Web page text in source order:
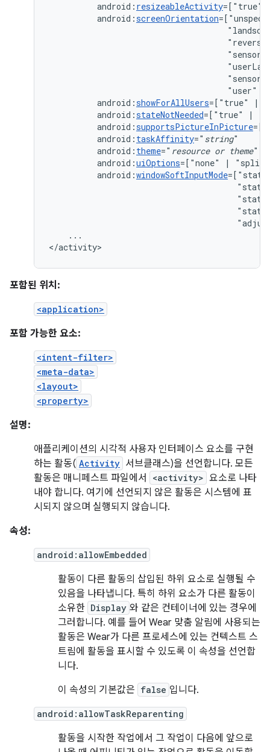
android: resizeableActivity=["true"
android:screenOrientation
"sensor"
"user"
android:showForAllUsers=["true"
|
android:stateNotNeeded=["true"
|
android:supportsPictureInPicture
android: taskAffinity=" string
android: theme=" resource or theme
android:uiOptions=["none"
|
android:windowSoftInputMode
...
</activity>
포함된 위치:
<application>
포함 가능한 요소:
<intent-filter>
<meta-data>
<layout>
<property>
설명:
애플리케이션의 시각적 사용자 인터페이스 요소를 구현
하는 활동( Activity 서브클래스)을 선언합니다. 모든
활동은 매니페스트 파일에서
<activity> 요소로 나타
내야 합니다. 여기에 선언되지 않은 활동은 시스템에 표
시되지 않으며 실행되지 않습니다.
속성:
android:allowEmbedded
활동이 다른 활동의 삽입된 하위 요소로 실행될 수
있음을 나타냅니다. 특히 하위 요소가 다른 활동이
소유한 Display 와 같은 컨테이너에 있는 경우에
그러합니다. 예를 들어 Wear 맞춤 알림에 사용되는
활동은 Wear가 다른 프로세스에 있는 컨텍스트 스
트림에 활동을 표시할 수 있도록 이 속성을 선언합
니다.
이 속성의 기본값은 false 입니다.
android:allowTaskReparenting
활동을 시작한 작업에서 그 작업이 다음에 앞으로